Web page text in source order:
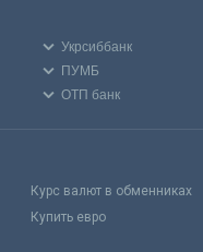
Укрсиббанк
ПУМБ
ОТП банк
Курс валют в обменниках
Купить евро